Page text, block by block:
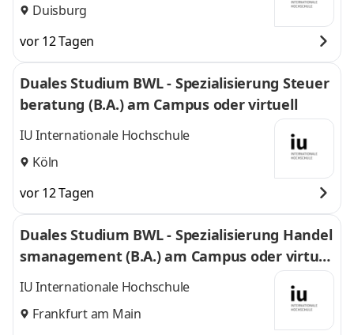
Duisburg
vor 12 Tagen
Duales Studium BWL - Spezialisierung Steuer
beratung (B.A.) am Campus oder virtuell
IU Internationale Hochschule
Köln
vor 12 Tagen
Duales Studium BWL - Spezialisierung Handel
smanagement (B.A.) am Campus oder virtuel
l
IU Internationale Hochschule
Frankfurt am Main